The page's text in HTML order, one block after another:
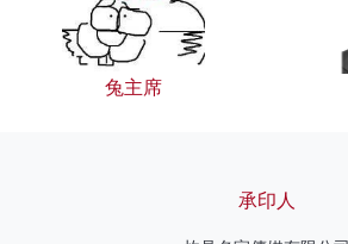
兔主席
承印人